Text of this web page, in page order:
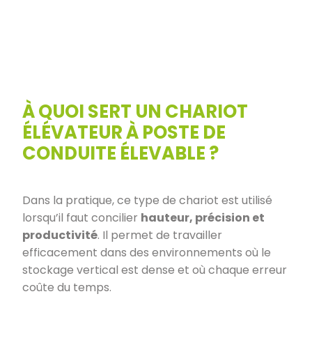
À QUOI SERT UN CHARIOT
ÉLÉVATEUR À POSTE DE
CONDUITE ÉLEVABLE ?
Dans la pratique, ce type de chariot est utilisé
lorsqu’il faut concilier hauteur, précision et
productivité. Il permet de travailler
efficacement dans des environnements où le
stockage vertical est dense et où chaque erreur
coûte du temps.